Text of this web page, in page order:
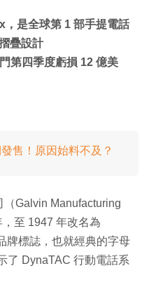
是全球第 1 部手提電話
疊設計
第四季度虧損 12 億美
售！原因始料不及？
Galvin Manufacturing
至 1947 年改名為
牌標誌，也就經典的字母
了 DynaTAC 行動電話系